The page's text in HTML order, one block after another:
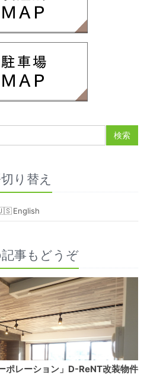
り替え
English
事もどうぞ
ポレーション」D-ReNT改装物件